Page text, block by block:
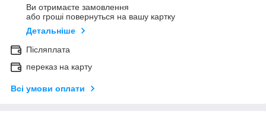
Ви отримаєте замовлення
або гроші повернуться на вашу картку
Детальніше
Післяплата
переказ на карту
Всі умови оплати